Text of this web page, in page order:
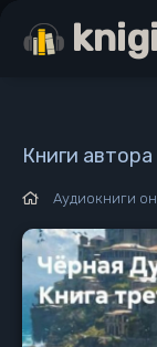
Книги
Аудиокниги
knigi